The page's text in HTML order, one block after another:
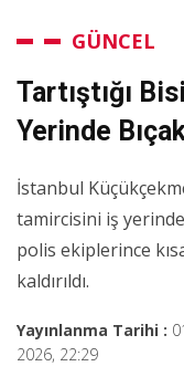
GÜNCEL
Tartıştığı
Yerinde
İstanbul
tamircisini iş
polis ekiplerince
kaldırıldı.
Yayınlanma Tarihi :
2026, 22:29